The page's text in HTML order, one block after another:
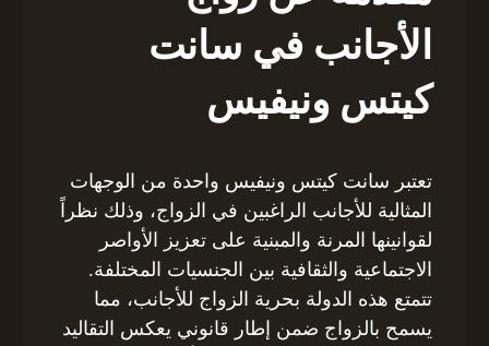
الأجانب في سانت
كيتس ونيفيس
تعتبر سانت كيتس ونيفيس واحدة من الوجهات
المثالية للأجانب الراغبين في الزواج، وذلك نظراً
لقوانينها المرنة والمبنية على تعزيز الأواصر
الاجتماعية والثقافية بين الجنسيات المختلفة.
تتمتع هذه الدولة بحرية الزواج للأجانب، مما
يسمح بالزواج ضمن إطار قانوني يعكس التقاليد